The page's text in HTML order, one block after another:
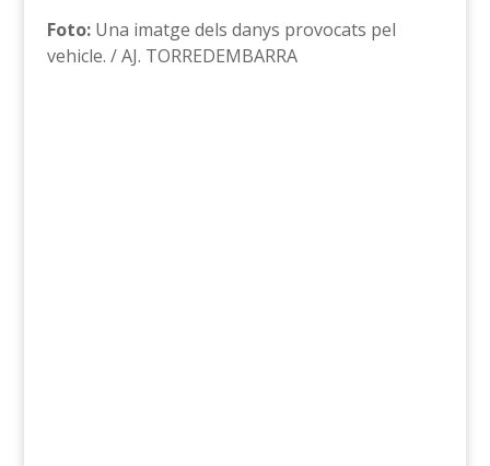
Foto:Una imatge dels danys provocats pel
vehicle. / AJ. TORREDEMBARRA